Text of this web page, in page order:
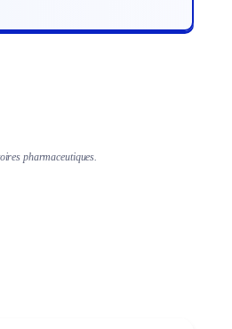
pharmaceutiques.